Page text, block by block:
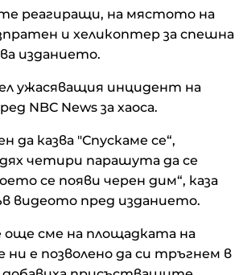
реагиращи, на мястото на
и хеликоптер за спешна
изданието.
ужасяващия инцидент на
NBC News за хаоса.
да казва "Спускаме се“,
четири парашута да се
се появи черен дим“, каза
видеото пред изданието.
още сме на площадката на
е позволено да си тръгнем в